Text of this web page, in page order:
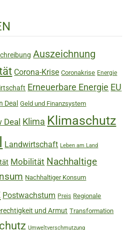
Auszeichnung
Corona-Krise Coronakrise Energie
Erneuerbare Energie EU
Deal Geld und Finanzsystem
Deal Klima Klimaschutz
Landwirtschaft Leben am Land
Mobilität Nachhaltige
Nachhaltiger Konsum
Postwachstum Preis Regionale
und Armut Transformation
Umweltverschmutzung